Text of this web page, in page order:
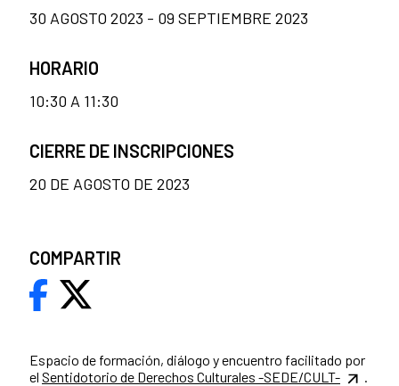
Espacio de formación, diálogo y encuentro facilitado por
el Sentidotorio de Derechos Culturales -SEDE/CULT-
.
30 AGOSTO 2023 - 09 SEPTIEMBRE 2023
HORARIO
10:30 A 11:30
CIERRE DE INSCRIPCIONES
20 DE AGOSTO DE 2023
COMPARTIR